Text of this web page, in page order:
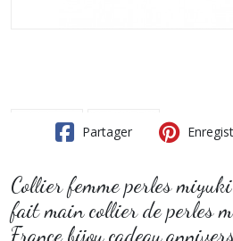
Partager
Collier femme perles
fait main collier de perles
France bijou cadeau